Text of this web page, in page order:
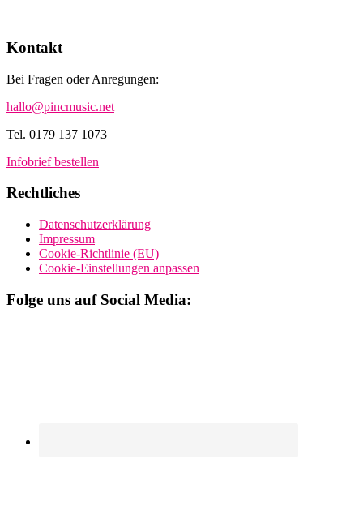
Kontakt
Bei Fragen oder Anregungen:
hallo@pincmusic.net
Tel. 0179 137 1073
Infobrief bestellen
Rechtliches
Datenschutzerklärung
Impressum
Cookie-Richtlinie (EU)
Cookie-Einstellungen anpassen
Folge uns auf Social Media: